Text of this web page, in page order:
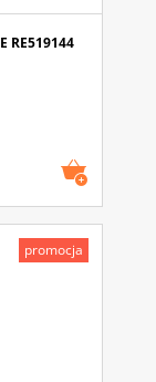
RE519144
promocja